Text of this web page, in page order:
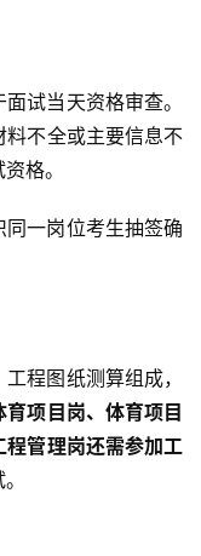
试当天资格审查。
不全或主要信息不
格。
一岗位考生抽签确
程图纸测算组成，
育项目岗、体育项目
程管理岗还需参加工